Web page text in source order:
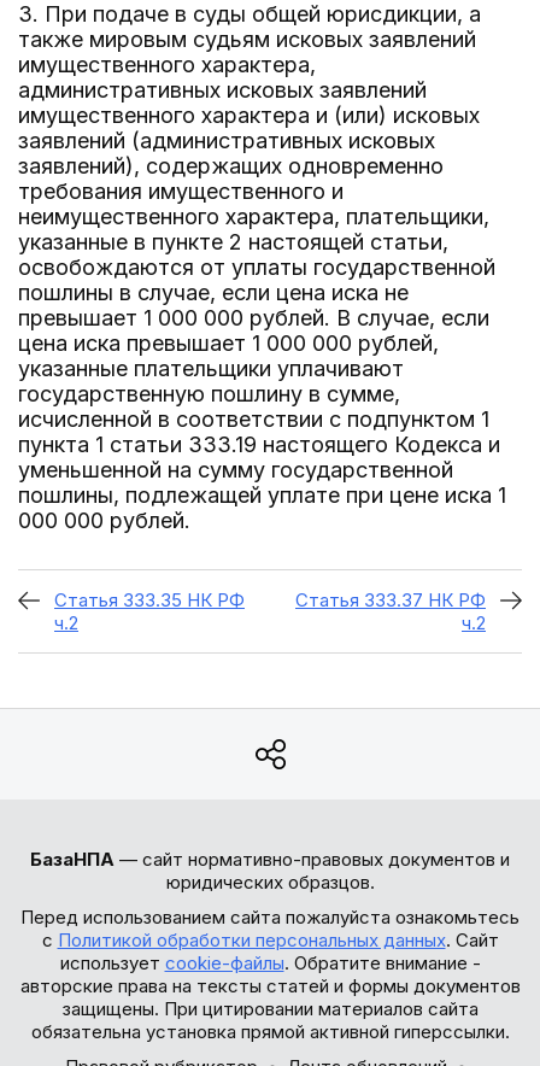
3. При подаче в суды общей юрисдикции, а
также мировым судьям исковых заявлений
имущественного характера,
административных исковых заявлений
имущественного характера и (или) исковых
заявлений (административных исковых
заявлений), содержащих одновременно
требования имущественного и
неимущественного характера, плательщики,
указанные в пункте 2 настоящей статьи,
освобождаются от уплаты государственной
пошлины в случае, если цена иска не
превышает 1 000 000 рублей. В случае, если
цена иска превышает 1 000 000 рублей,
указанные плательщики уплачивают
государственную пошлину в сумме,
исчисленной в соответствии с подпунктом 1
пункта 1 статьи 333.19 настоящего Кодекса и
уменьшенной на сумму государственной
пошлины, подлежащей уплате при цене иска 1
000 000 рублей.
Статья 333.35 НК РФ
ч.2
Статья 333.37 НК РФ
ч.2
БазаНПА — сайт нормативно-правовых документов и
юридических образцов.
Перед использованием сайта пожалуйста ознакомьтесь
с Политикой обработки персональных данных. Сайт
использует cookie-файлы. Обратите внимание -
авторские права на тексты статей и формы документов
защищены. При цитировании материалов сайта
обязательна установка прямой активной гиперссылки.